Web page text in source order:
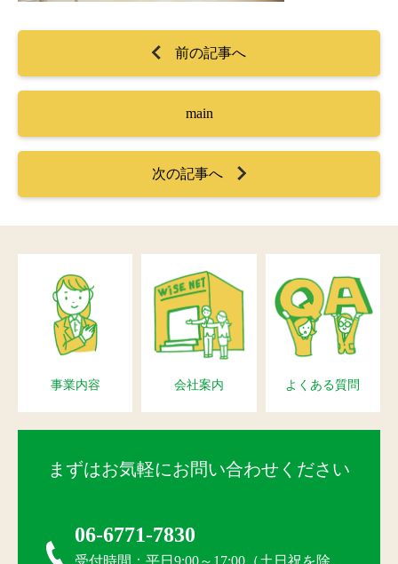
前の記事へ
main
次の記事へ
事業内容 会社案内 よくある質問
まずはお気軽にお問い合わせください
06-6771-7830